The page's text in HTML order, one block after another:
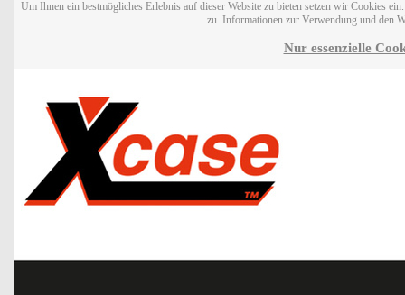
Um Ihnen ein bestmögliches Erlebnis auf dieser Website zu bieten setzen wir Cookies
zu. Informationen zur Verwendung und den
Nur essenzielle